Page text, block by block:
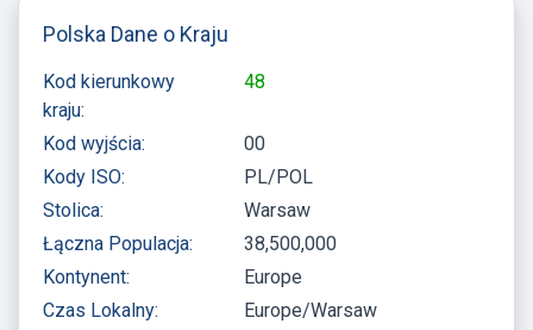
Polska Dane o Kraju
Kod kierunkowy
kraju:
48
Kod wyjścia:
00
Kody ISO:
PL/POL
Stolica:
Warsaw
Łączna Populacja:
38,500,000
Kontynent:
Europe
Czas Lokalny:
Europe/Warsaw